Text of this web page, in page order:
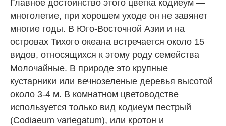
Главное достоинство этого цветка кодиеум —
многолетие, при хорошем уходе он не завянет
многие годы. В Юго-Восточной Азии и на
островах Тихого океана встречается около 15
видов, относящихся к этому роду семейства
Молочайные. В природе это крупные
кустарники или вечнозеленые деревья высотой
около 3-4 м. В комнатном цветоводстве
используется только вид кодиеум пестрый
(Codiaeum variegatum), или кротон и